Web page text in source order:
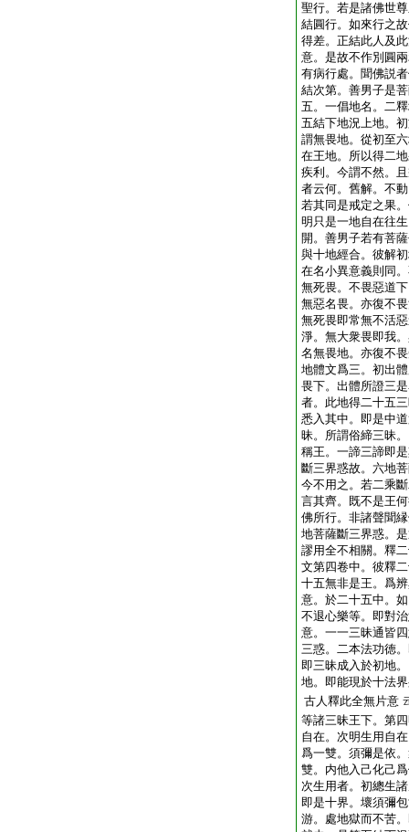
聖行。若是諸佛世
結圓行。如來行之
得差。正結此人及
意。是故不作別圓
有病行處。聞佛説
結次第。善男子是
五。一倡地名。二
五結下地況上地。
謂無畏地。從初至
在王地。所以得二
疾利。今謂不然。
者云何。舊解。不
若其同是戒定之果
明只是一地自在往
開。善男子若有菩
與十地經合。彼解
在名小異意義則同
無死畏。不畏惡道
無惡名畏。亦復不
無死畏即常無不活
淨。無大衆畏即我
名無畏地。亦復不
地體文爲三。初出
畏下。出體所證三
者。此地得二十五
悉入其中。即是中
昧。所謂俗締三昧
稱王。一諦三諦即
斷三界惑故。六地
今不用之。若二乘
言其齊。既不是王
佛所行。非諸聲聞
地菩薩斷三界惑。
謬用全不相關。釋
文第四卷中。彼釋
十五無非是王。爲
意。於二十五中。
不退心樂等。即對
意。一一三昧通皆
三惑。二本法功徳
即三昧成入於初地
地。即能現於十法
古人釋此全無片意
等諸三昧王下。第
自在。次明生用自
爲一雙。須彌是依
雙。内他入己化己
次生用者。初總生
即是十界。壞須彌
游。處地獄而不苦